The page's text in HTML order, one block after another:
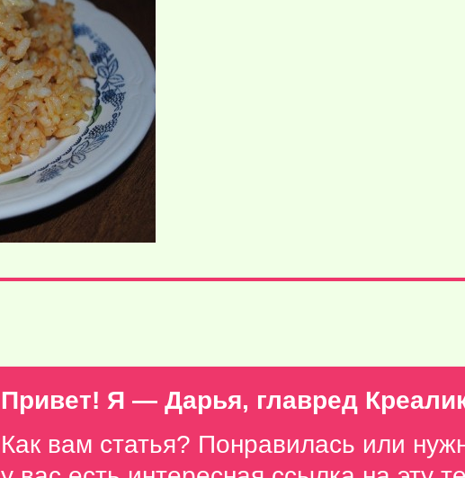
Привет! Я — Дарья, главред
Как вам статья? Понравилась или